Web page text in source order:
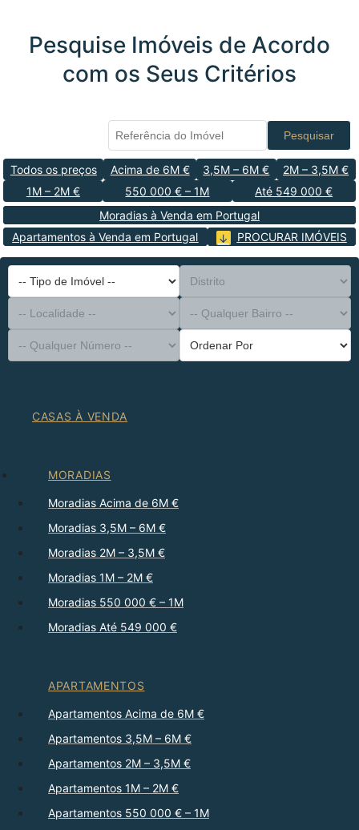
Pesquise Imóveis de Acordo
com os Seus Critérios
Pesquisar
Todos os preços Acima de 6M € 3,5M – 6M €
2M – 3,5M €
1M – 2M €
550 000 € – 1M
Até 549 000 €
Moradias à Venda em Portugal
Apartamentos à Venda em Portugal
PROCURAR IMÓVEIS
-- Tipo de Imóvel --
Distrito
-- Localidade --
-- Qualquer Bairro --
-- Qualquer Número --
Ordenar Por
CASAS À VENDA
MORADIAS
Moradias Acima de 6M €
Moradias 3,5M – 6M €
Moradias 2M – 3,5M €
Moradias 1M – 2M €
Moradias 550 000 € – 1M
Moradias Até 549 000 €
APARTAMENTOS
Apartamentos Acima de 6M €
Apartamentos 3,5M – 6M €
Apartamentos 2M – 3,5M €
Apartamentos 1M – 2M €
Apartamentos 550 000 € – 1M